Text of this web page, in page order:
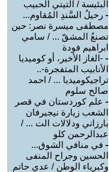
البئيسة / التيتي الحبيب
- رحيلُ السَّندِ المُقاوم...
مصطفى ميسرة نصر: حين
تصنعُ المشقّ ... / سامي
ابراهيم فودة
- -الغاز الأخير، أو كوميديا
الأنابيب المتفجرة-..
تراجيكوميديا ... / احمد
صالح سلوم
- علم كوردستان في قصر
الشعب زيارة نيجيرفان
بارزاني ودلالات الت ... /
عبدالرحمن كلو
- في منافي الشوق...
الحسين وجراح المنفى
وكبرياء الوطن / عدي حاتم